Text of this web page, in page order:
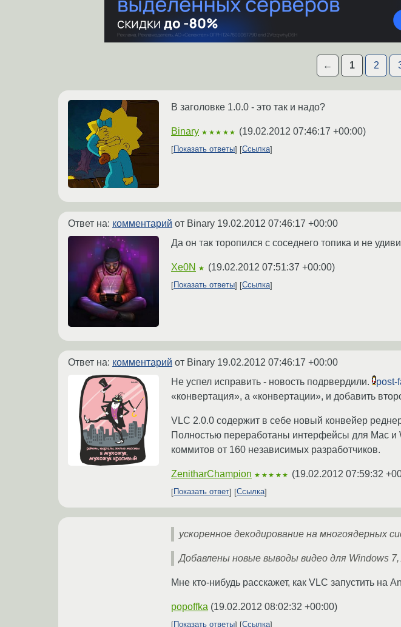
← 1 2
В заголовке 1.0.0 - это так и надо?
Binary ★★★★★ (19.02.2012 07:46:17 +00:00)
Показать ответы Ссылка
Ответ на: комментарий от Binary 19.02.2012 07:46:17 +00:00
Да он так торопился с соседнего топика и не
Xe0N ★ (19.02.2012 07:51:37 +00:00)
Показать ответы Ссылка
Ответ на: комментарий от Binary 19.02.2012 07:46:17 +00:00
Не успел исправить - новость подрвердили.
post-
«конвертация», а «конвертации», и добавить
VLC 2.0.0 содержит в себе новый конвейер
Полностью переработаны интерфейсы для Mac и
коммитов от 160 независимых разработчиков.
ZenitharChampion ★★★★★ (19.02.2012 07:59:32
Показать ответ
Ссылка
ускоренное декодирование на многоядерных
Добавлены новые выводы видео для Windows 7,
Мне кто-нибудь расскажет, как VLC запустить на
popoffka (19.02.2012 08:02:32 +00:00)
Показать ответы Ссылка